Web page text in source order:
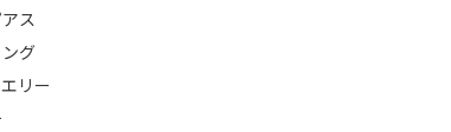
ス
グ
リー